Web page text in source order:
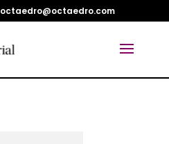
octaedro@octaedro.com